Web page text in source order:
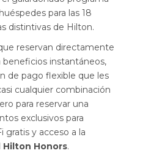
para las 18
distintivas de Hilton.
reservan directamente
instantáneos,
de pago flexible que les
cualquier combinación
para reservar una
exclusivos para
gratis y acceso a la
Hilton Honors.